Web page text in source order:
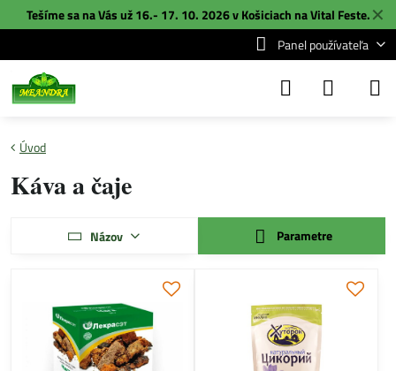
✕
Tešíme sa na Vás už 16.- 17. 10. 2026 v Košiciach naVital Feste.
Panel používateľa
Úvod
Káva a čaje
Názov Parametre